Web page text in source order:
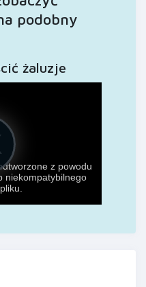
podobny
żaluzje